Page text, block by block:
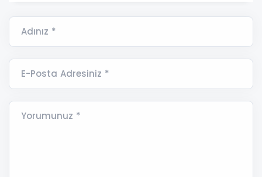
Adınız *
E-Posta Adresiniz *
Yorumunuz *